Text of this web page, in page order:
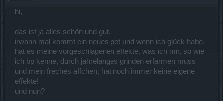
hi,
das ist ja alles schön und gut.
irwann mal kommt ein neues pet und wenn ich glück habe,
hat es meine vorgeschlagenen effekte, was ich mir, so wie
ich bp kenne, durch jahrelanges grinden erfarmen muss
und mein freches äffchen, hat noch immer keine eigene
effekte!
und nun?